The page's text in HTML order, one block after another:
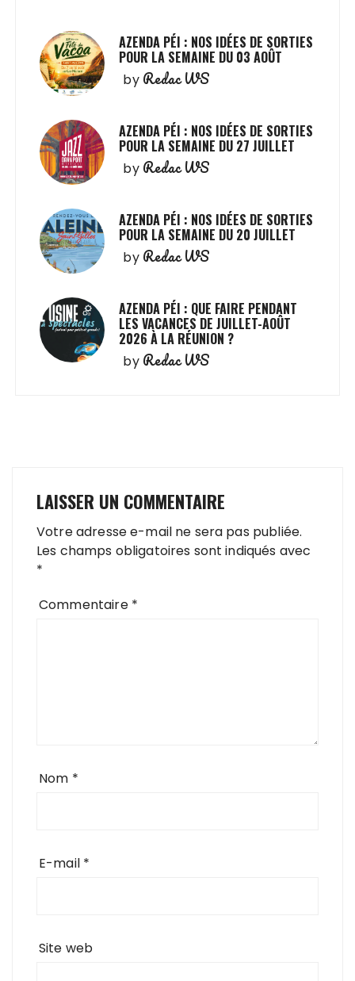
AZENDA PÉI : NOS IDÉES DE SORTIES
POUR LA SEMAINE DU 03 AOÛT
by Redac WS
AZENDA PÉI : NOS IDÉES DE SORTIES
POUR LA SEMAINE DU 27 JUILLET
by Redac WS
AZENDA PÉI : NOS IDÉES DE SORTIES
POUR LA SEMAINE DU 20 JUILLET
by Redac WS
AZENDA PÉI : QUE FAIRE PENDANT
LES VACANCES DE JUILLET-AOÛT
2026 À LA RÉUNION ?
by Redac WS
LAISSER UN COMMENTAIRE
Votre adresse e-mail ne sera pas publiée.
Les champs obligatoires sont indiqués avec
*
Commentaire *
Nom *
E-mail *
Site web